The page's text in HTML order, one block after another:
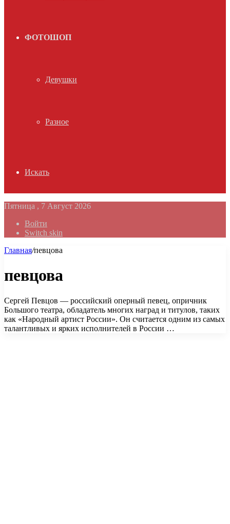
ФОТОШОП
Девушки
Разное
Искать
Пятница , 7 Август 2026
Войти
Switch skin
Главная/певцова
певцова
Сергей Певцов — российский оперный певец, опричник
Большого театра, обладатель многих наград и титулов, таких
как «Народный артист России». Он считается одним из самых
талантливых и ярких исполнителей в России …